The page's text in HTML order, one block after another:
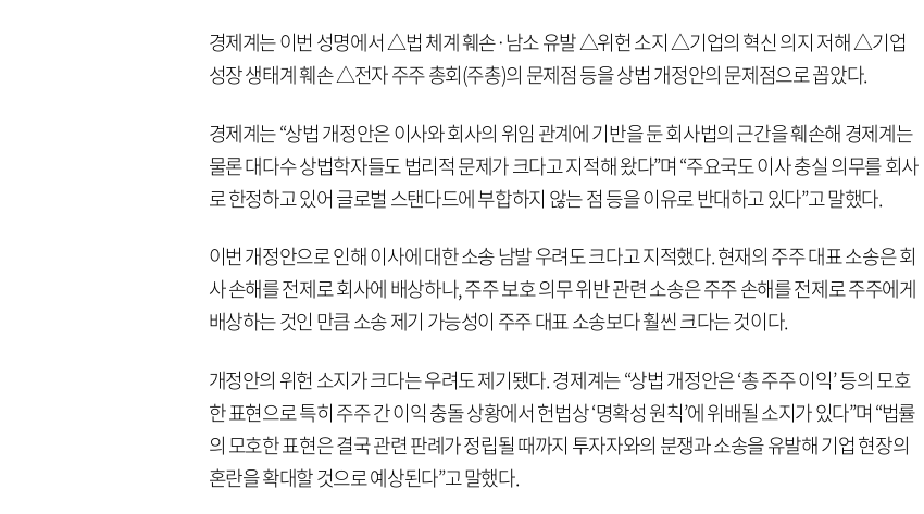
경제계는 이번 성명에서 △법 체계 훼손·남소 유발 △위헌 소지 △기업의 혁신 의지 저해 △기업
성장 생태계 훼손 △전자 주주 총회(주총)의 문제점 등을 상법 개정안의 문제점으로 꼽았다.
경제계는 “상법 개정안은 이사와 회사의 위임 관계에 기반을 둔 회사법의 근간을 훼손해 경제계는
물론 대다수 상법학자들도 법리적 문제가 크다고 지적해 왔다”며 “주요국도 이사 충실 의무를 회사
로 한정하고 있어 글로벌 스탠다드에 부합하지 않는 점 등을 이유로 반대하고 있다”고 말했다.
이번 개정안으로 인해 이사에 대한 소송 남발 우려도 크다고 지적했다. 현재의 주주 대표 소송은 회
사 손해를 전제로 회사에 배상하나, 주주 보호 의무 위반 관련 소송은 주주 손해를 전제로 주주에게
배상하는 것인 만큼 소송 제기 가능성이 주주 대표 소송보다 훨씬 크다는 것이다.
개정안의 위헌 소지가 크다는 우려도 제기됐다. 경제계는 “상법 개정안은 ‘총 주주 이익’ 등의 모호
한 표현으로 특히 주주 간 이익 충돌 상황에서 헌법상 ‘명확성 원칙’에 위배될 소지가 있다”며 “법률
의 모호한 표현은 결국 관련 판례가 정립될 때까지 투자자와의 분쟁과 소송을 유발해 기업 현장의
혼란을 확대할 것으로 예상된다”고 말했다.